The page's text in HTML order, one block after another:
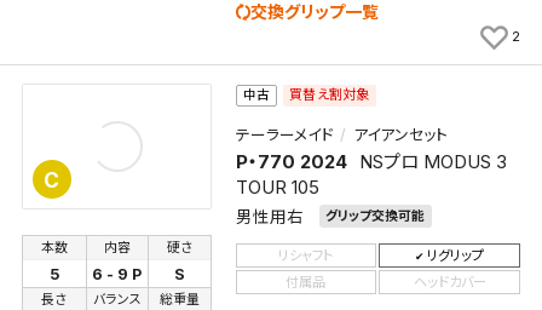
交換グリップ一覧
2
C
中古 買替え割対象
テーラーメイド アイアンセット
P・770 2024
NSプロ MODUS 3
TOUR 105
男性用右 グリップ交換可能
本数
5
内容
6 - 9 P
硬さ
S
長さ バランス 総重量
リシャフト
リグリップ
付属品
ヘッドカバー
新着通知
新着通知を「する」にすると、この条件に一致する商品
検索条件を保存
検索条件を保存しました。
これまで保存した検索条件は、マイページの「保存検
索条件一覧」で確認できます。